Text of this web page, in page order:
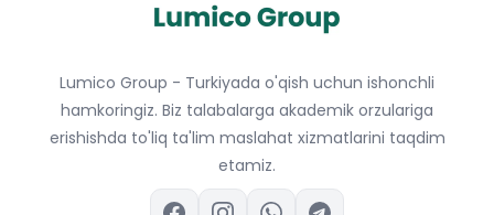
Lumico Group - Turkiyada o'qish uchun ishonchli
hamkoringiz. Biz talabalarga akademik orzulariga
erishishda to'liq ta'lim maslahat xizmatlarini taqdim
etamiz.